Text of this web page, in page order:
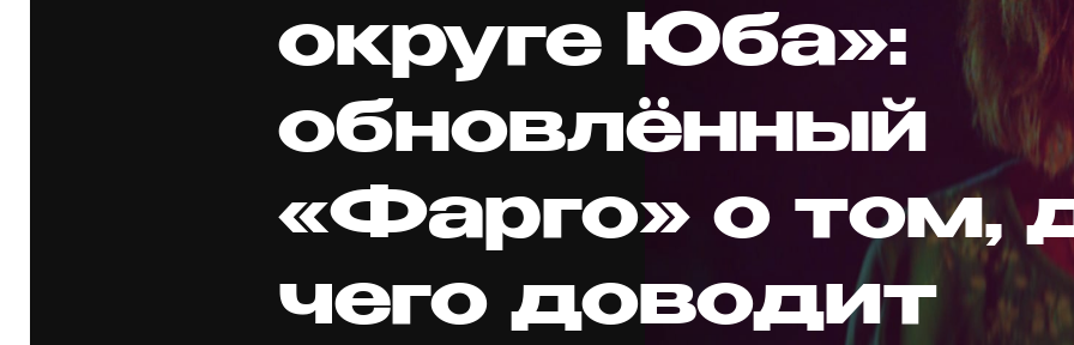
округе Юба»:
обновлённый
«Фарго» о том,
чего доводит